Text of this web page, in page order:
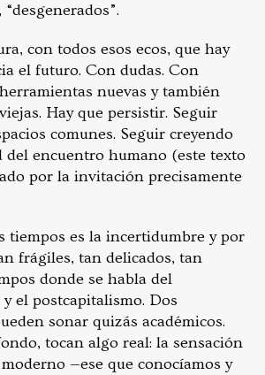
con todos esos ecos, que hay
el futuro. Con dudas. Con
nuevas y también
Hay que persistir. Seguir
comunes. Seguir creyendo
del encuentro humano (este texto
por la invitación precisamente
tiempos es la incertidumbre y por
frágiles, tan delicados, tan
donde se habla del
el postcapitalismo. Dos
sonar quizás académicos.
tocan algo real: la sensación
—ese que conocíamos y